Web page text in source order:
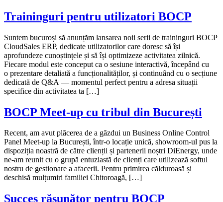
Traininguri pentru utilizatori BOCP
Suntem bucuroși să anunțăm lansarea noii serii de traininguri BOCP
CloudSales ERP, dedicate utilizatorilor care doresc să își
aprofundeze cunoștințele și să își optimizeze activitatea zilnică.
Fiecare modul este conceput ca o sesiune interactivă, începând cu
o prezentare detaliată a funcționalităților, și continuând cu o secțiune
dedicată de Q&A — momentul perfect pentru a adresa situații
specifice din activitatea ta […]
BOCP Meet-up cu tribul din București
Recent, am avut plăcerea de a găzdui un Business Online Control
Panel Meet-up la București, într-o locație unică, showroom-ul pus la
dispoziția noastră de către clienții și partenerii noștri DiEnergy, unde
ne-am reunit cu o grupă entuziastă de clienți care utilizează softul
nostru de gestionare a afacerii. Pentru primirea călduroasă și
deschisă mulțumiri familiei Chitoroagă, […]
Succes răsunător pentru BOCP